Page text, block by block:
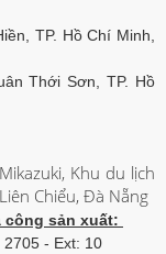
TP. Hồ Chí Minh,
Thới Sơn, TP. Hồ
Khu du lịch
Chiểu, Đà Nẵng
công sản xuất:
- Ext: 10